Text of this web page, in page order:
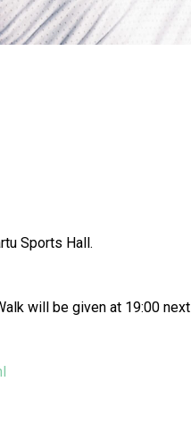
Sports Hall.
will be given at 19:00 next